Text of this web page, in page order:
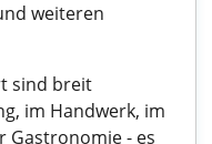
weiteren
sind breit
im Handwerk, im
Gastronomie - es